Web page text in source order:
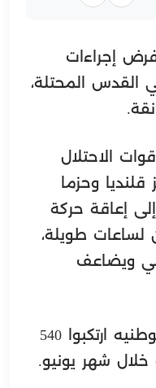
فرض إجراءات
المحتلة،
الاحتلال
وحزما
إعاقة حركة
لساعات طويلة،
ويضاعف
يشار إلى أن الاحتلال ومستوطنيه ارتكبوا 540
خلال شهر يونيو.